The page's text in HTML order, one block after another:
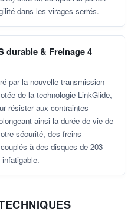
dans les virages serrés.
durable & Freinage 4
par la nouvelle transmission
de la technologie LinkGlide,
résister aux contraintes
ainsi la durée de vie de
sécurité, des freins
à des disques de 203